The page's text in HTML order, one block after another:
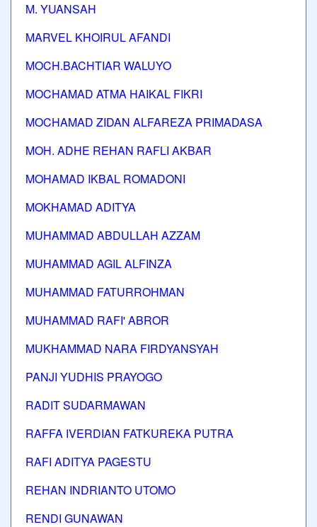
M. YUANSAH
MARVEL KHOIRUL AFANDI
MOCH.BACHTIAR WALUYO
MOCHAMAD ATMA HAIKAL FIKRI
MOCHAMAD ZIDAN ALFAREZA PRIMADASA
MOH. ADHE REHAN RAFLI AKBAR
MOHAMAD IKBAL ROMADONI
MOKHAMAD ADITYA
MUHAMMAD ABDULLAH AZZAM
MUHAMMAD AGIL ALFINZA
MUHAMMAD FATURROHMAN
MUHAMMAD RAFI' ABROR
MUKHAMMAD NARA FIRDYANSYAH
PANJI YUDHIS PRAYOGO
RADIT SUDARMAWAN
RAFFA IVERDIAN FATKUREKA PUTRA
RAFI ADITYA PAGESTU
REHAN INDRIANTO UTOMO
RENDI GUNAWAN